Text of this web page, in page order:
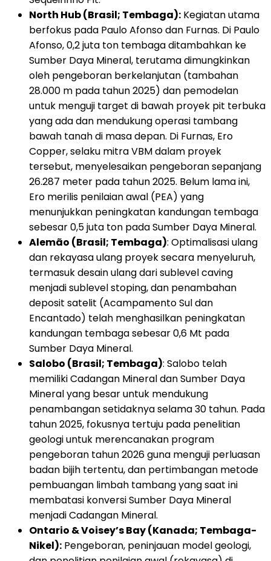
North Hub (Brasil; Tembaga): Kegiatan utama
berfokus pada Paulo Afonso dan Furnas. Di Paulo
Afonso, 0,2 juta ton tembaga ditambahkan ke
Sumber Daya Mineral, terutama dimungkinkan
oleh pengeboran berkelanjutan (tambahan
28.000 m pada tahun 2025) dan pemodelan
untuk menguji target di bawah proyek pit terbuka
yang ada dan mendukung operasi tambang
bawah tanah di masa depan. Di Furnas, Ero
Copper, selaku mitra VBM dalam proyek
tersebut, menyelesaikan pengeboran sepanjang
26.287 meter pada tahun 2025. Belum lama ini,
Ero merilis penilaian awal (PEA) yang
menunjukkan peningkatan kandungan tembaga
sebesar 0,5 juta ton pada Sumber Daya Mineral.
Alemão (Brasil; Tembaga): Optimalisasi ulang
dan rekayasa ulang proyek secara menyeluruh,
termasuk desain ulang dari sublevel caving
menjadi sublevel stoping, dan penambahan
deposit satelit (Acampamento Sul dan
Encantado) telah menghasilkan peningkatan
kandungan tembaga sebesar 0,6 Mt pada
Sumber Daya Mineral.
Salobo (Brasil; Tembaga): Salobo telah
memiliki Cadangan Mineral dan Sumber Daya
Mineral yang besar untuk mendukung
penambangan setidaknya selama 30 tahun. Pada
tahun 2025, fokusnya tertuju pada penelitian
geologi untuk merencanakan program
pengeboran tahun 2026 guna menguji perluasan
badan bijih tertentu, dan pertimbangan metode
pembuangan limbah tambang yang saat ini
membatasi konversi Sumber Daya Mineral
menjadi Cadangan Mineral.
Ontario & Voisey’s Bay (Kanada; Tembaga-
Nikel): Pengeboran, peninjauan model geologi,